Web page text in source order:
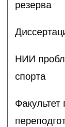
резерва
НИИ
спорта